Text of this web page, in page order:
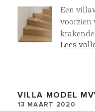
Een
voorzien
Onze
Lees
VILLA MODEL
13 MAART 2020